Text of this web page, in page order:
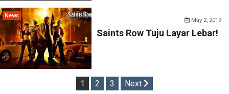
News
May 2, 2019
Saints Row Tuju Layar Lebar!
Posts
1 2 3 Next